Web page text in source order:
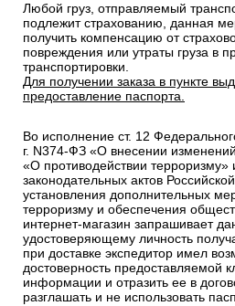
Любой груз, отправляемый
подлежит страхованию, данная
получить компенсацию от
повреждения или утраты груза в
транспортировки.
Для получении заказа в пункте
предоставление паспорта.
Во исполнение ст. 12
г. N374-ФЗ «О внесении
«О противодействии терроризму»
законодательных актов
установления дополнительных
терроризму и обеспечения
интернет-магазин запрашивает
удостоверяющему личность
при доставке экспедитор имел
достоверность предоставляемой
информации и отразить ее в
разглашать и не использовать